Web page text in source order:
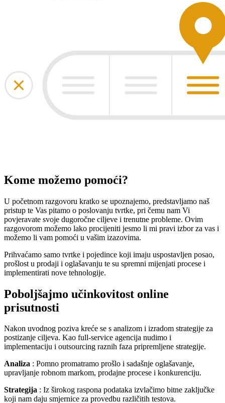
Kome možemo pomoći?
U početnom razgovoru kratko se upoznajemo, predstavljamo naš
pristup te Vas pitamo o poslovanju tvrtke, pri čemu nam Vi
povjeravate svoje dugoročne ciljeve i trenutne probleme. Ovim
razgovorom možemo lako procijeniti jesmo li mi pravi izbor za vas i
možemo li vam pomoći u vašim izazovima.
Prihvaćamo samo tvrtke i pojedince koji imaju uspostavljen posao,
prošlost u prodaji i oglašavanju te su spremni mijenjati procese i
implementirati nove tehnologije.
Poboljšajmo učinkovitost online
prisutnosti
Nakon uvodnog poziva kreće se s analizom i izradom strategije za
postizanje ciljeva. Kao full-service agencija nudimo i
implementaciju i outsourcing raznih faza pripremljene strategije.
Analiza : Pomno promatramo prošlo i sadašnje oglašavanje,
upravljanje robnom markom, prodajne procese i konkurenciju.
Strategija : Iz širokog raspona podataka izvlačimo bitne zaključke
koji nam daju smjernice za provedbu različitih testova.